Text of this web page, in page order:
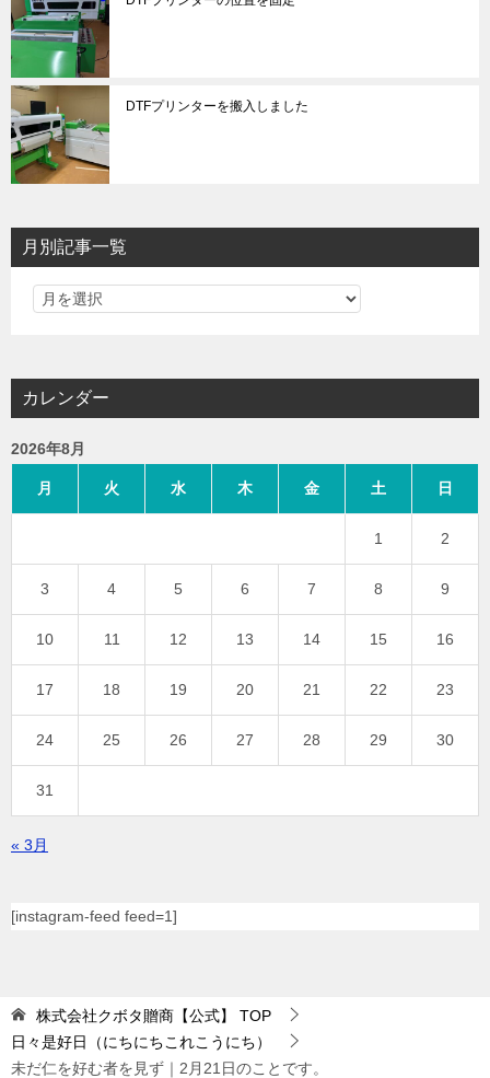
DTFプリンターを搬入しました
月別記事一覧
カレンダー
2026年8月
月 火 水 木 金 土 日
1 2
3 4 5 6 7 8 9
10 11 12 13 14 15 16
17 18 19 20 21 22 23
24 25 26 27 28 29 30
31
« 3月
[instagram-feed feed=1]
株式会社クボタ贈商【公式】
TOP
日々是好日（にちにちこれこうにち）
未だ仁を好む者を見ず｜2月21日のことです。